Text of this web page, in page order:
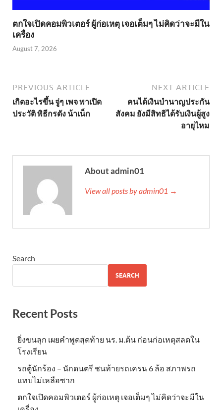
ตกใจเปิดคอมพิวเตอร์ ผู้ก่อเหตุ เจอเต็มๆ ไม่คิดว่าจะมีใน
เครื่อง
August 7, 2026
PREVIOUS ARTICLE
เกิดอะไรขึ้น จู่ๆ เพจ พาเปิด
ประวัติ พิธีกรดัง น้าเน็ก
NEXT ARTICLE
คนได้เงินบำนาญประกัน
สังคม ยังมีสิทธิได้รับเงินผู้สูง
อายุไหม
About admin01
View all posts by admin01 →
Search
SEARCH
Recent Posts
ยิ่งขนลุก เผยคำพูดสุดท้าย นร. ม.ต้น ก่อนก่อเหตุสลดใน
โรงเรียน
รถตู้นักร้อง – นักดนตรี ชนท้ายรถเครน 6 ล้อ สภาพรถ
แทบไม่เหลือซาก
ตกใจเปิดคอมพิวเตอร์ ผู้ก่อเหตุ เจอเต็มๆ ไม่คิดว่าจะมีใน